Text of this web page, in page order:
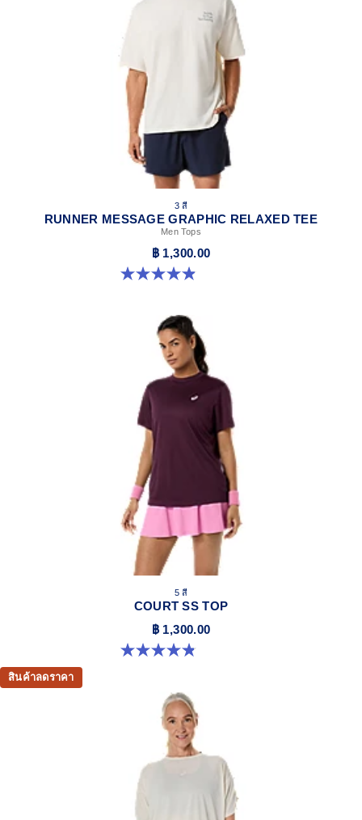
3 สี
RUNNER MESSAGE GRAPHIC RELAXED TEE
Men Tops
฿ 1,300.00
4.9 จาก 5 ดาว 91 รีวิว
5 สี
COURT SS TOP
฿ 1,300.00
4.8 จาก 5 ดาว 55 รีวิว
สินค้าลดราคา